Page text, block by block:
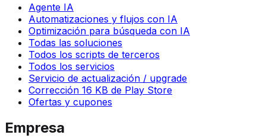
Agente IA
Automatizaciones y flujos con IA
Optimización para búsqueda con IA
Todas las soluciones
Todos los scripts de terceros
Todos los servicios
Servicio de actualización / upgrade
Corrección 16 KB de Play Store
Ofertas y cupones
Empresa